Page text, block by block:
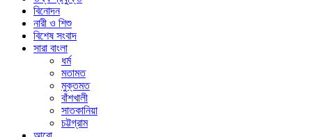
বিনোদন
নারী ও শিশু
বিশেষ সংবাদ
সারা বাংলা
ধর্ম
মতামত
মুক্তমত
বাঁশখালী
সাতকানিয়া
চট্টগ্রাম